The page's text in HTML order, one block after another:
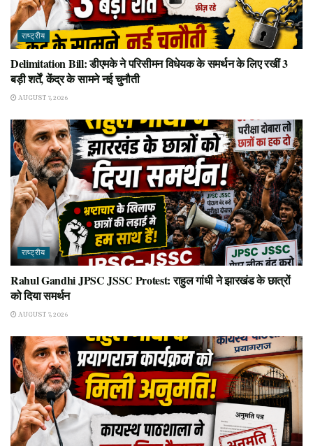
राष्ट्रीय
Delimitation Bill: डीएमके ने परिसीमन विधेयक के समर्थन के लिए रखीं 3
बड़ी शर्तें, केंद्र के सामने नई चुनौती
AUGUST 7, 2026
राष्ट्रीय
Rahul Gandhi JPSC JSSC Protest: राहुल गांधी ने झारखंड के छात्रों
को दिया समर्थन
AUGUST 7, 2026